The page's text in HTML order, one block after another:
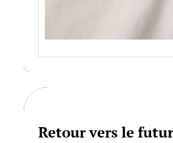
Retour vers le futur